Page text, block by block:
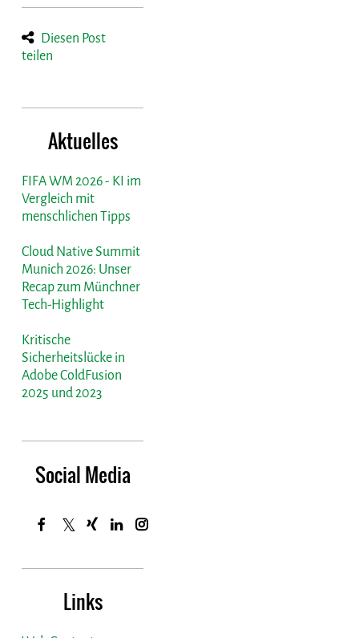
Diesen Post
teilen
Aktuelles
FIFA WM 2026 - KI im
Vergleich mit
menschlichen Tipps
Cloud Native Summit
Munich 2026: Unser
Recap zum Münchner
Tech-Highlight
Kritische
Sicherheitslücke in
Adobe ColdFusion
2025 und 2023
Social Media
Links